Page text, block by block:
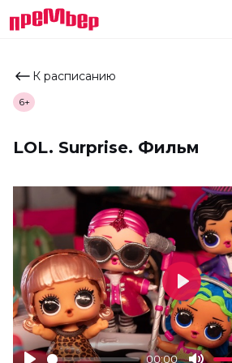
К расписанию
LOL. Surprise. Фильм
6+
00:00
Play